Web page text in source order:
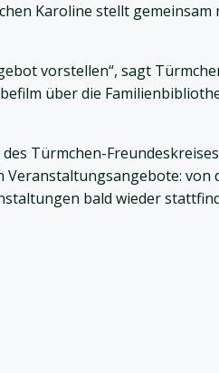
Karoline stellt gemeinsam
vorstellen“, sagt
über die
Türmchen-
Veranstaltungsangebote:
bald wieder